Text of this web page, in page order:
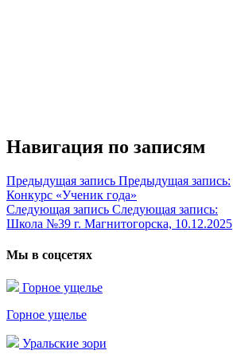
Навигация по записям
Предыдущая запись Предыдущая запись:
Конкурс «Ученик года»
Следующая запись Следующая запись:
Школа №39 г. Магнитогорска, 10.12.2025
Мы в соцсетях
Горное ущелье
Горное ущелье
Уральские зори